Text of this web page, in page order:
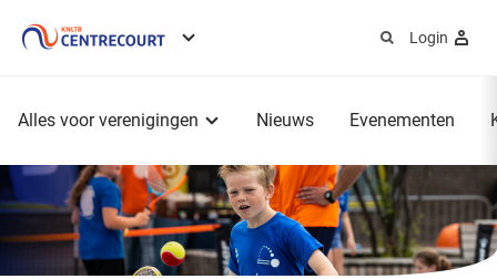
Login
Alles voor verenigingen Nieuws Evenementen